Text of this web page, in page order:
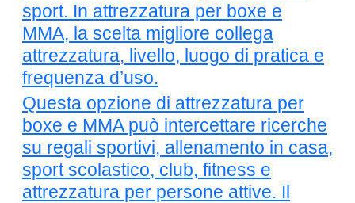
sport. In attrezzatura per boxe e
MMA, la scelta migliore collega
attrezzatura, livello, luogo di pratica e
frequenza d’uso.
Questa opzione di attrezzatura per
boxe e MMA può intercettare ricerche
su regali sportivi, allenamento in casa,
sport scolastico, club, fitness e
attrezzatura per persone attive. Il